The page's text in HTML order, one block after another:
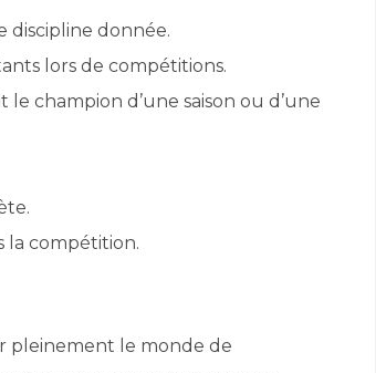
discipline donnée.
lors de compétitions.
champion d’une saison ou d’une
la compétition.
pleinement le monde de